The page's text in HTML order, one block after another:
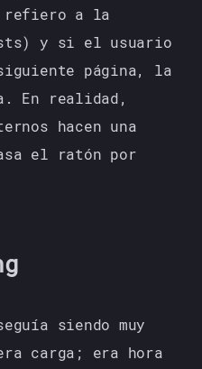
refiero a la
y si el usuario
página, la
En realidad,
hacen una
el ratón por
siendo muy
carga; era hora